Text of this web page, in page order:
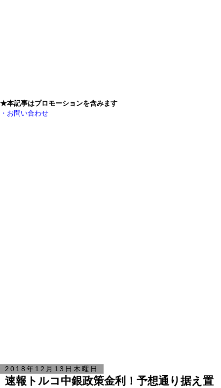
★本記事はプロモーションを含みます
・お問い合わせ
2018年12月13日木曜日
速報トルコ中銀政策金利！予想通り据え置